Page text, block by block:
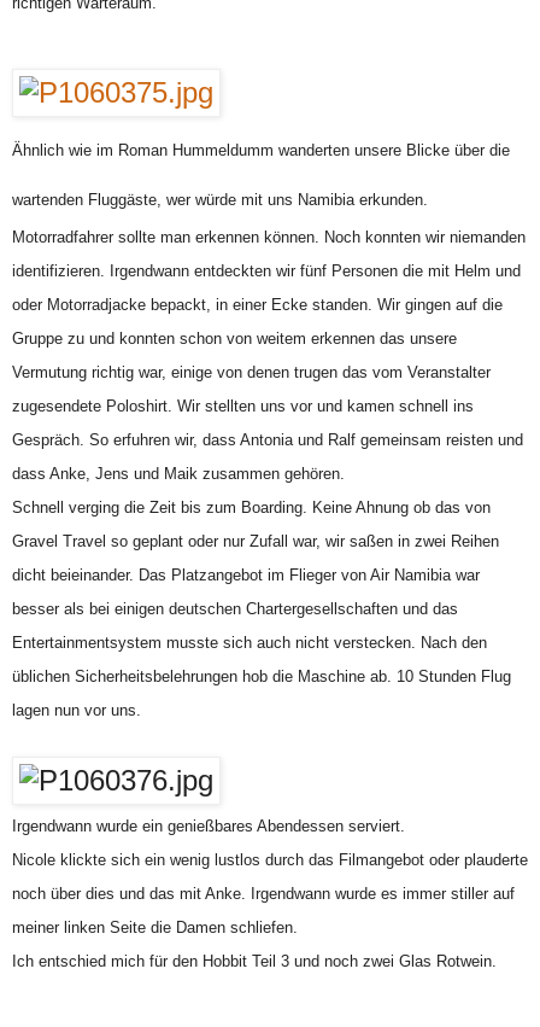
Ähnlich wie im Roman Hummeldumm wanderten unsere Blicke über die
wartenden Fluggäste, wer würde mit uns Namibia erkunden.
Motorradfahrer sollte man erkennen können. Noch konnten wir niemanden
identifizieren. Irgendwann entdeckten wir fünf Personen die mit Helm und
oder Motorradjacke bepackt, in einer Ecke standen. Wir gingen auf die
Gruppe zu und konnten schon von weitem erkennen das unsere
Vermutung richtig war, einige von denen trugen das vom Veranstalter
zugesendete Poloshirt. Wir stellten uns vor und kamen schnell ins
Gespräch. So erfuhren wir, dass Antonia und Ralf gemeinsam reisten und
dass Anke, Jens und Maik zusammen gehören.
Schnell verging die Zeit bis zum Boarding. Keine Ahnung ob das von
Gravel Travel so geplant oder nur Zufall war, wir saßen in zwei Reihen
dicht beieinander. Das Platzangebot im Flieger von Air Namibia war
besser als bei einigen deutschen Chartergesellschaften und das
Entertainmentsystem musste sich auch nicht verstecken. Nach den
üblichen Sicherheitsbelehrungen hob die Maschine ab. 10 Stunden Flug
lagen nun vor uns.
Irgendwann wurde ein genießbares Abendessen serviert.
Nicole klickte sich ein wenig lustlos durch das Filmangebot oder plauderte
noch über dies und das mit Anke. Irgendwann wurde es immer stiller auf
meiner linken Seite die Damen schliefen.
Ich entschied mich für den Hobbit Teil 3 und noch zwei Glas Rotwein.